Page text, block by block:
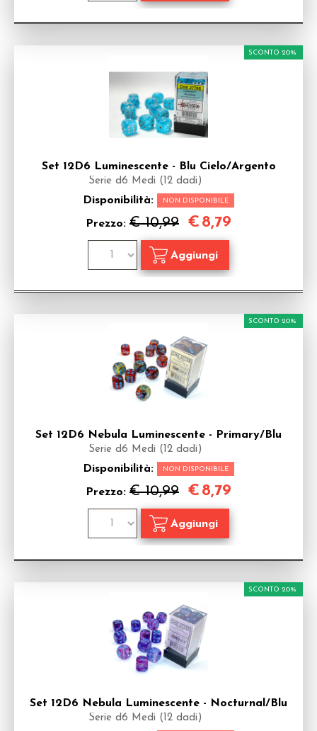
Set 12D6 Luminescente - Blu Cielo/Argento
Serie d6 Medi (12 dadi)
Disponibilità: NON DISPONIBILE
Prezzo: € 10,99
SCONTO 20%
€ 8,79
Set 12D6 Nebula Luminescente - Primary/Blu
Serie d6 Medi (12 dadi)
Disponibilità: NON DISPONIBILE
Prezzo: € 10,99
SCONTO 20%
€ 8,79
Set 12D6 Nebula Luminescente - Nocturnal/Blu
Serie d6 Medi (12 dadi)
SCONTO 20%